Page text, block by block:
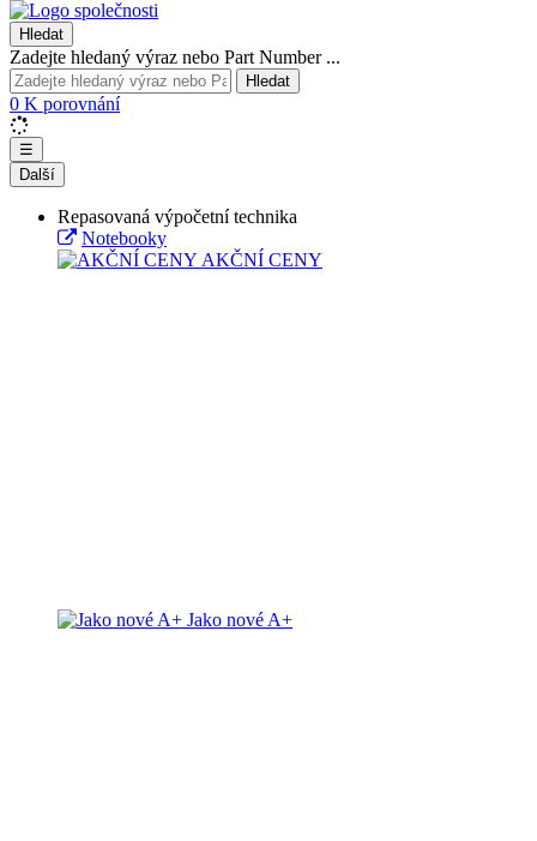
Hledat
Zadejte hledaný výraz nebo Part Number ...
Hledat
0 K porovnání
☰
Další
Repasovaná výpočetní technika
Notebooky
AKČNÍ CENY
Jako nové A+